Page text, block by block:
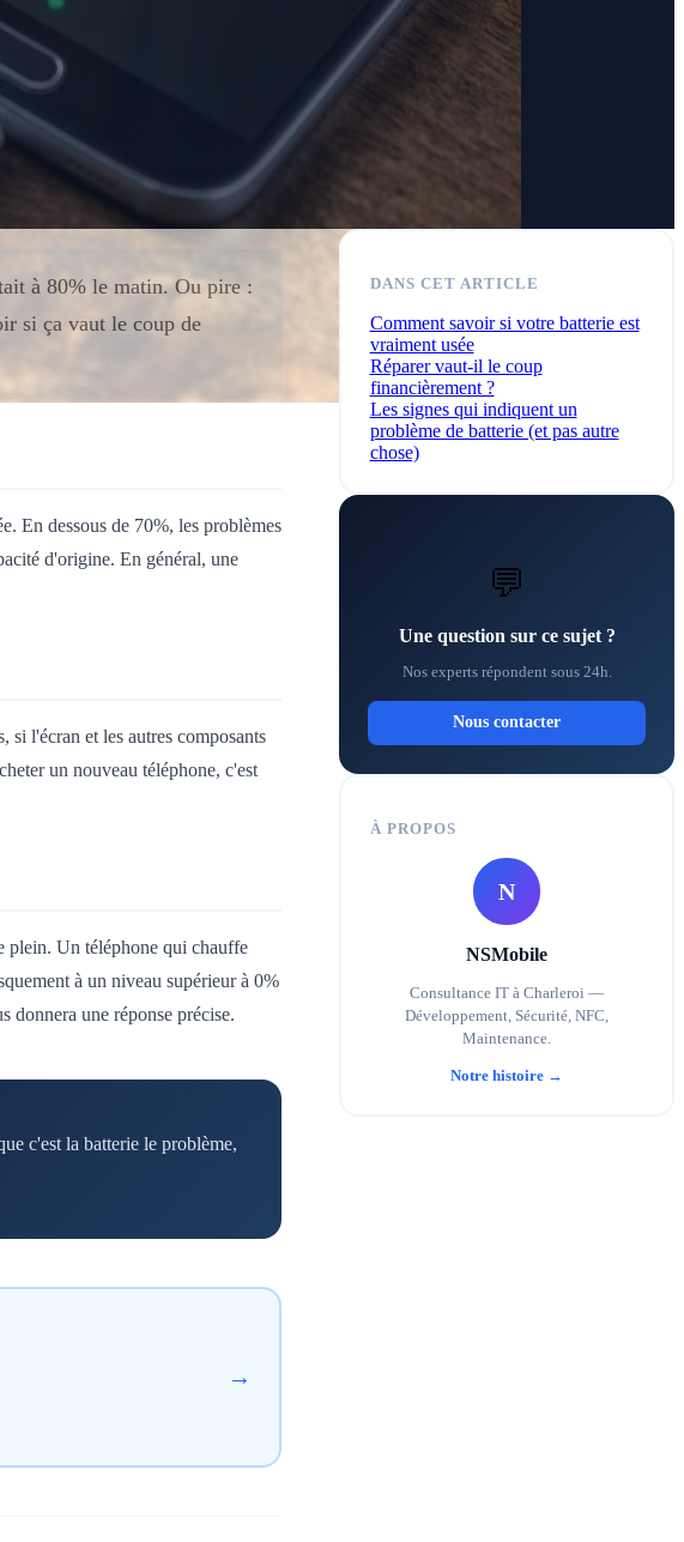
à 80% le matin. Ou pire :
si ça vaut le coup de
En dessous de 70%, les problèmes
d'origine. En général, une
si l'écran et les autres composants
un nouveau téléphone, c'est
plein. Un téléphone qui chauffe
à un niveau supérieur à 0%
une réponse précise.
c'est la batterie le problème,
→
DANS CET ARTICLE
Comment savoir si votre batterie est
vraiment usée
Réparer vaut-il le coup
financièrement ?
Les signes qui indiquent un
problème de batterie (et pas autre
chose)
💬
Une question sur ce sujet ?
Nos experts répondent sous 24h.
Nous contacter
À PROPOS
N
NSMobile
Consultance IT à Charleroi —
Développement, Sécurité, NFC,
Maintenance.
Notre histoire →